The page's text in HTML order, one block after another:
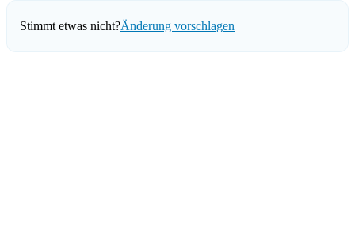
Stimmt etwas nicht?Änderung vorschlagen